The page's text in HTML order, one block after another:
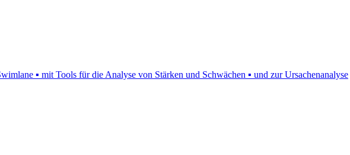
▪ mit Tools für die Analyse von Stärken und Schwächen ▪ und zur Ursachenanalyse